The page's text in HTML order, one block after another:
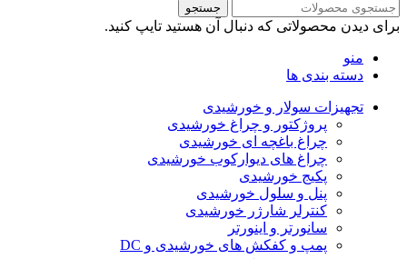
جستجو
برای دیدن محصولاتی که دنبال آن هستید تایپ کنید.
منو
دسته بندی ها
تجهیزات سولار و خورشیدی
پروژکتور و چراغ خورشیدی
چراغ باغچه ای خورشیدی
چراغ های دیوارکوب خورشیدی
پکیج خورشیدی
پنل و سلول خورشیدی
کنترلر شارژر خورشیدی
سانورتر و اینورتر
پمپ و کفکش های خورشیدی و DC